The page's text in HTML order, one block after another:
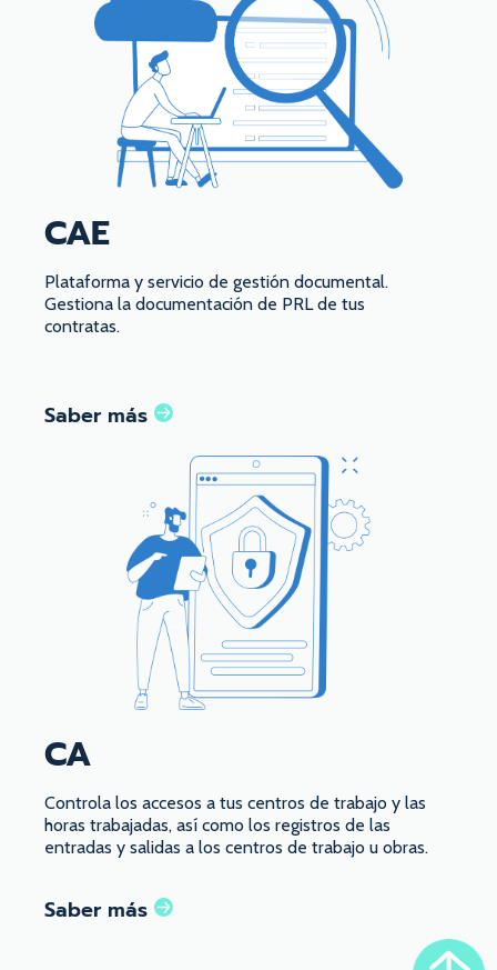
CAE
Plataforma y servicio de gestión documental.
Gestiona la documentación de PRL de tus
contratas.
Saber más
CA
Controla los accesos a tus centros de trabajo y las
horas trabajadas, así como los registros de las
entradas y salidas a los centros de trabajo u obras.
Saber más